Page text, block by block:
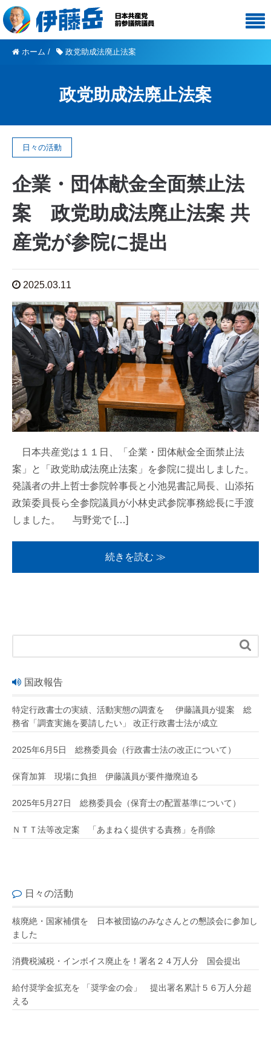
ホーム / 政党助成法廃止法案
政党助成法廃止法案
日々の活動
企業・団体献金全面禁止法
案 政党助成法廃止法案 共
産党が参院に提出
2025.03.11
日本共産党は１１日、「企業・団体献金全面禁止法
案」と「政党助成法廃止法案」を参院に提出しました。
発議者の井上哲士参院幹事長と小池晃書記局長、山添拓
政策委員長ら全参院議員が小林史武参院事務総長に手渡
しました。 与野党で […]
続きを読む ≫

国政報告
特定行政書士の実績、活動実態の調査を 伊藤議員が提案 総
務省「調査実施を要請したい」 改正行政書士法が成立
2025年6月5日 総務委員会（行政書士法の改正について）
保育加算 現場に負担 伊藤議員が要件撤廃迫る
2025年5月27日 総務委員会（保育士の配置基準について）
ＮＴＴ法等改定案 「あまねく提供する責務」を削除
日々の活動
核廃絶・国家補償を 日本被団協のみなさんとの懇談会に参加し
ました
消費税減税・インボイス廃止を！署名２４万人分 国会提出
給付奨学金拡充を 「奨学金の会」 提出署名累計５６万人分超
える